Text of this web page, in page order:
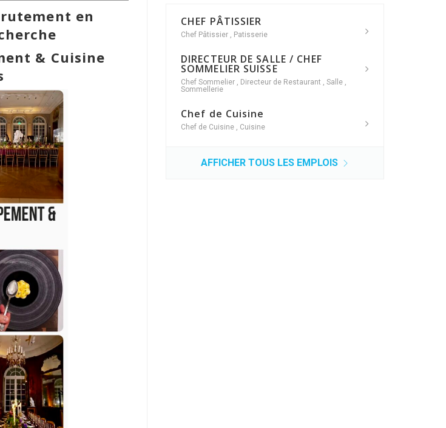
en
& Cuisine
CHEF PÂTISSIER
Chef Pâtissier , Patisserie
DIRECTEUR DE SALLE / CHEF
SOMMELIER SUISSE
Chef Sommelier , Directeur de Restaurant , Salle ,
Sommellerie
Chef de Cuisine
Chef de Cuisine , Cuisine
AFFICHER TOUS LES EMPLOIS